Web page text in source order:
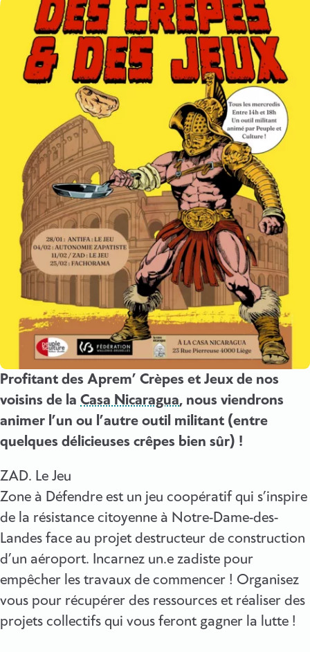
Profitant des Aprem’ Crèpes et Jeux de nos
voisins de la Casa Nicaragua, nous viendrons
animer l’un ou l’autre outil militant (entre
quelques délicieuses crêpes bien sûr) !
ZAD. Le Jeu
Zone à Défendre est un jeu coopératif qui s’inspire
de la résistance citoyenne à Notre-Dame-des-
Landes face au projet destructeur de construction
d’un aéroport. Incarnez un.e zadiste pour
empêcher les travaux de commencer ! Organisez
vous pour récupérer des ressources et réaliser des
projets collectifs qui vous feront gagner la lutte !